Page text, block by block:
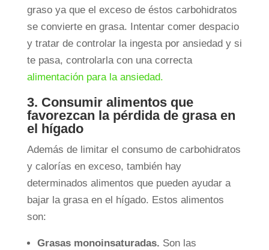
graso ya que el exceso de éstos carbohidratos
se convierte en grasa. Intentar comer despacio
y tratar de controlar la ingesta por ansiedad y si
te pasa, controlarla con una correcta
alimentación para la ansiedad.
3. Consumir alimentos que
favorezcan la pérdida de grasa en
el hígado
Además de limitar el consumo de carbohidratos
y calorías en exceso, también hay
determinados alimentos que pueden ayudar a
bajar la grasa en el hígado. Estos alimentos
son:
Grasas monoinsaturadas. Son las